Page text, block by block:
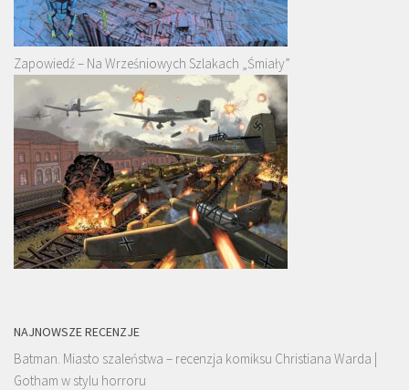
Zapowiedź – Na Wrześniowych Szlakach „Śmiały”
NAJNOWSZE RECENZJE
Batman. Miasto szaleństwa – recenzja komiksu Christiana Warda |
Gotham w stylu horroru